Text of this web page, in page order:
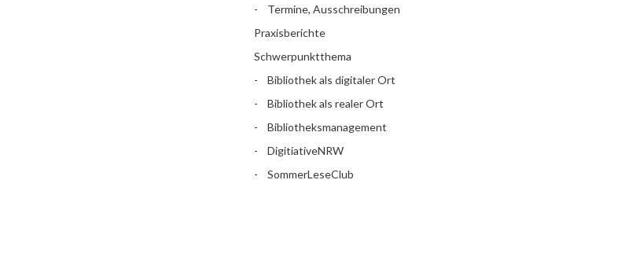
Termine, Ausschreibungen
Praxisberichte
Schwerpunktthema
Bibliothek als digitaler Ort
Bibliothek als realer Ort
Bibliotheksmanagement
DigitiativeNRW
SommerLeseClub